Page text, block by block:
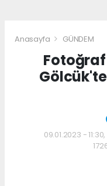
Anasayfa GÜNDEM
Fotoğraf
09.01.2023 -